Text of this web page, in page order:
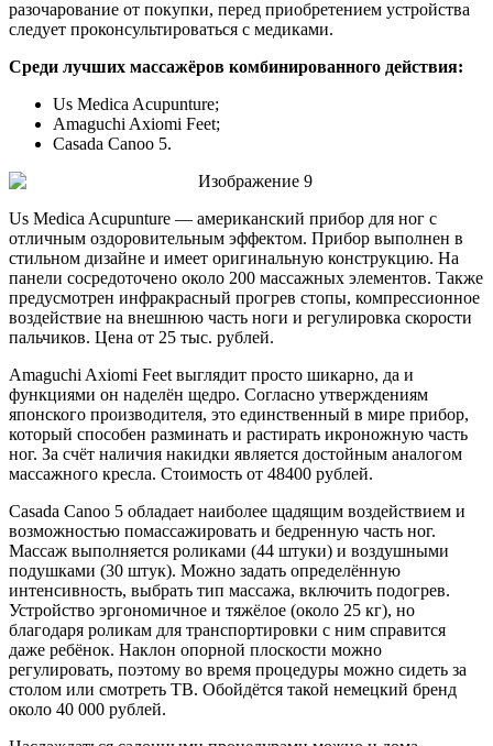
разочарование от покупки, перед приобретением устройства
следует проконсультироваться с медиками.
Среди лучших массажёров комбинированного действия:
Us Medica Acupunture;
Amaguchi Axiomi Feet;
Casada Canoo 5.
Us Medica Acupunture — американский прибор для ног с
отличным оздоровительным эффектом. Прибор выполнен в
стильном дизайне и имеет оригинальную конструкцию. На
панели сосредоточено около 200 массажных элементов. Также
предусмотрен инфракрасный прогрев стопы, компрессионное
воздействие на внешнюю часть ноги и регулировка скорости
пальчиков. Цена от 25 тыс. рублей.
Amaguchi Axiomi Feet выглядит просто шикарно, да и
функциями он наделён щедро. Согласно утверждениям
японского производителя, это единственный в мире прибор,
который способен разминать и растирать икроножную часть
ног. За счёт наличия накидки является достойным аналогом
массажного кресла. Стоимость от 48400 рублей.
Casada Canoo 5 обладает наиболее щадящим воздействием и
возможностью помассажировать и бедренную часть ног.
Массаж выполняется роликами (44 штуки) и воздушными
подушками (30 штук). Можно задать определённую
интенсивность, выбрать тип массажа, включить подогрев.
Устройство эргономичное и тяжёлое (около 25 кг), но
благодаря роликам для транспортировки с ним справится
даже ребёнок. Наклон опорной плоскости можно
регулировать, поэтому во время процедуры можно сидеть за
столом или смотреть ТВ. Обойдётся такой немецкий бренд
около 40 000 рублей.